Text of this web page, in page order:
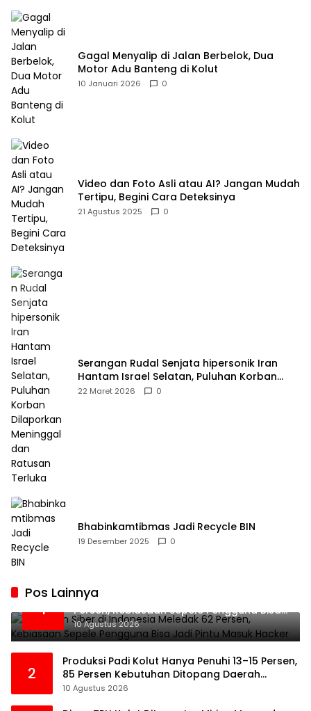
Gagal Menyalip di Jalan Berbelok, Dua
Motor Adu Banteng di Kolut
10 Januari 2026 0
Video dan Foto Asli atau AI? Jangan Mudah
Tertipu, Begini Cara Deteksinya
21 Agustus 2025 0
Serangan Rudal Senjata hipersonik Iran
Hantam Israel Selatan, Puluhan Korban
Dilaporkan Meninggal dan Ratusan Terluka
22 Maret 2026 0
Bhabinkamtibmas Jadi Recycle BIN
19 Desember 2025 0
Pos Lainnya
1
Serangan Siber di Indonesia Meledak 62
Persen, Kebiasaan Sepele Pengguna Bisa
Jadi Pintu Masuk Hacker
10 Agustus 2026
2
Produksi Padi Kolut Hanya Penuhi 13–15 Persen,
85 Persen Kebutuhan Ditopang Daerah
Tetangga
10 Agustus 2026